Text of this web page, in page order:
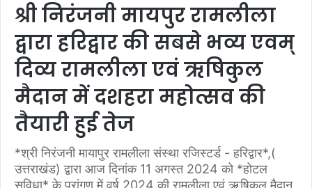
श्री निरंजनी मायपुर रामलीला
द्वारा हरिद्वार की सबसे भव्य एवम्
दिव्य रामलीला एवं ऋषिकुल
मैदान में दशहरा महोत्सव की
तैयारी हुई तेज
*श्री निरंजनी मायापुर रामलीला संस्था रजिस्टर्ड - हरिद्वार*,(
उत्तराखंड) द्वारा आज दिनांक 11 अगस्त 2024 को *होटल